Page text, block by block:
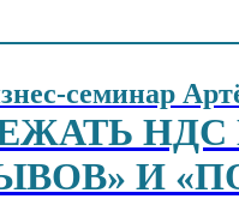
семинар
И